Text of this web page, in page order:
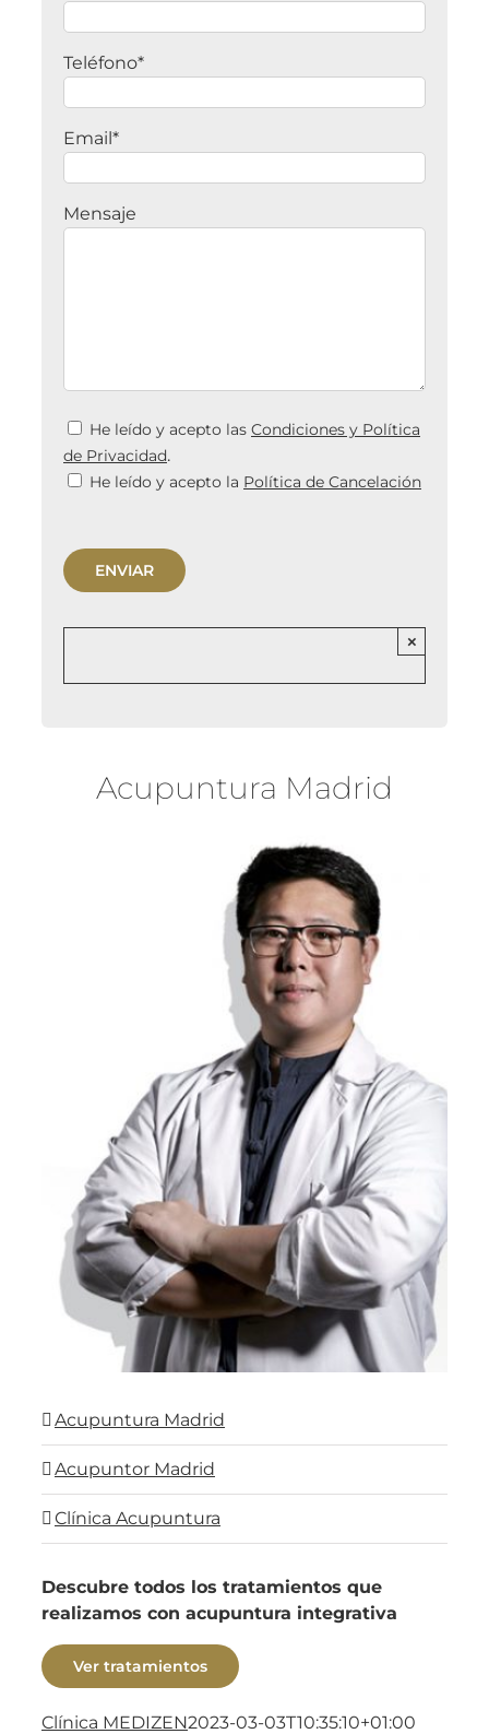
Teléfono*
Email*
Mensaje
He leído y acepto las Condiciones y Política
de Privacidad.
He leído y acepto la Política de Cancelación
×
Acupuntura Madrid
Acupuntura Madrid
Acupuntor Madrid
Clínica Acupuntura
Descubre todos los tratamientos que
realizamos con acupuntura integrativa
Ver tratamientos
Clínica MEDIZEN2023-03-03T10:35:10+01:00